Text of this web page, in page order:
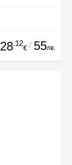
28.12
€ / 55лв.